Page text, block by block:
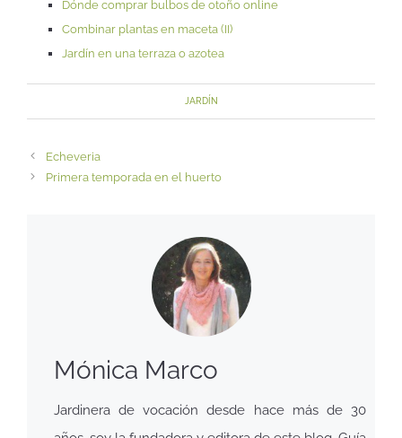
Dónde comprar bulbos de otoño online
Combinar plantas en maceta (II)
Jardín en una terraza o azotea
JARDÍN
Echeveria
Primera temporada en el huerto
Mónica Marco
Jardinera de vocación desde hace más de 30